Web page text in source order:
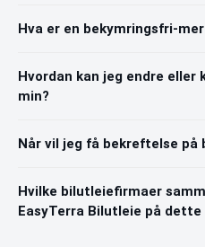
Hva er en bekymringsfri-
Hvordan kan jeg endre eller
min?
Når vil jeg få bekreftelse på
Hvilke bilutleiefirmaer
EasyTerra Bilutleie på